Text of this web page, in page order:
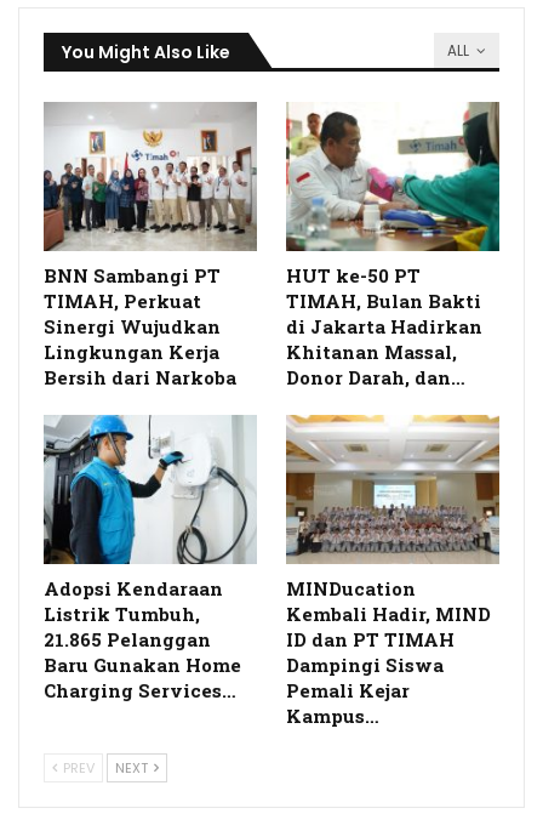
ALL
You Might Also Like
BNN Sambangi PT
TIMAH, Perkuat
Sinergi Wujudkan
Lingkungan Kerja
Bersih dari Narkoba
HUT ke-50 PT
TIMAH, Bulan Bakti
di Jakarta Hadirkan
Khitanan Massal,
Donor Darah, dan…
Adopsi Kendaraan
Listrik Tumbuh,
21.865 Pelanggan
Baru Gunakan Home
Charging Services…
MINDucation
Kembali Hadir, MIND
ID dan PT TIMAH
Dampingi Siswa
Pemali Kejar
Kampus…
PREV NEXT